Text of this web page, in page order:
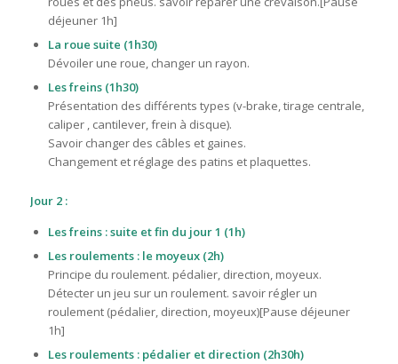
déjeuner 1h]
La roue suite (1h30)
Dévoiler une roue, changer un rayon.
Les freins (1h30)
Présentation des différents types (v-brake, tirage centrale,
caliper , cantilever, frein à disque).
Savoir changer des câbles et gaines.
Changement et réglage des patins et plaquettes.
Jour 2 :
Les freins : suite et fin du jour 1 (1h)
Les roulements : le moyeux (2h)
Principe du roulement. pédalier, direction, moyeux.
Détecter un jeu sur un roulement. savoir régler un
roulement (pédalier, direction, moyeux)[Pause déjeuner
1h]
Les roulements : pédalier et direction (2h30h)